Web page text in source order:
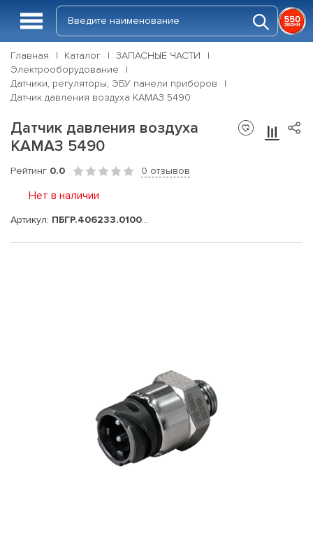
Главная Каталог
ЗАПАСНЫЕ ЧАСТИ
Электрооборудование
Датчики, регуляторы, ЭБУ панели приборов
Датчик давления воздуха КАМАЗ 5490
Датчик давления воздуха
КАМАЗ 5490
Рейтинг 0.0 0 отзывов
Нет в наличии
Артикул: ПБГР.406233.010000-05